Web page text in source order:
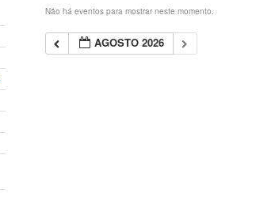
Não há eventos para mostrar neste momento.
AGOSTO 2026